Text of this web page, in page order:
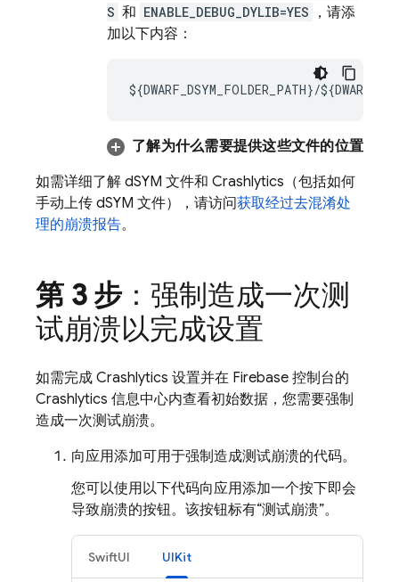
S 和 ENABLE_DEBUG_DYLIB=YES
，请添
加以下内容：
${DWARF_DSYM_FOLDER_PATH}/
了解为什么需要提供这些文件的位置
如需详细了解 dSYM 文件和 Crashlytics （包括如何
手动上传 dSYM 文件），请访问获取经过去混淆处
理的崩溃报告。
第 3 步 ：强制造成一次测
试崩溃以完成设置
如需完成 Crashlytics 设置并在 Firebase 控制台的
Crashlytics 信息中心内查看初始数据，您需要强制
造成一次测试崩溃。
向应用添加可用于强制造成测试崩溃的代码。
您可以使用以下代码向应用添加一个按下即会
导致崩溃的按钮。该按钮标有“测试崩溃”。
SwiftUI UIKit